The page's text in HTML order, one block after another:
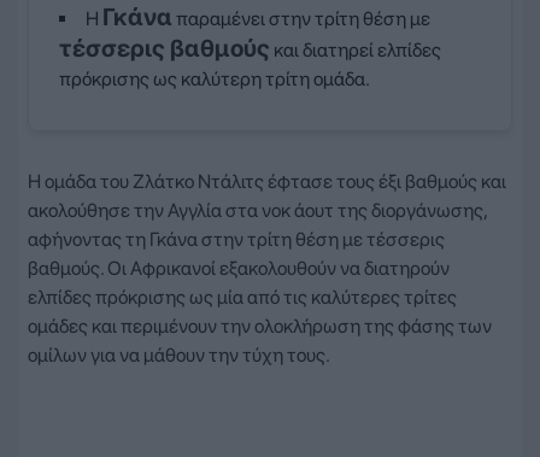
Η Γκάνα παραμένει στην τρίτη θέση με
τέσσερις βαθμούς και διατηρεί ελπίδες
πρόκρισης ως καλύτερη τρίτη ομάδα.
Η ομάδα του Ζλάτκο Ντάλιτς έφτασε τους έξι βαθμούς και
ακολούθησε την Αγγλία στα νοκ άουτ της διοργάνωσης,
αφήνοντας τη Γκάνα στην τρίτη θέση με τέσσερις
βαθμούς. Οι Αφρικανοί εξακολουθούν να διατηρούν
ελπίδες πρόκρισης ως μία από τις καλύτερες τρίτες
ομάδες και περιμένουν την ολοκλήρωση της φάσης των
ομίλων για να μάθουν την τύχη τους.